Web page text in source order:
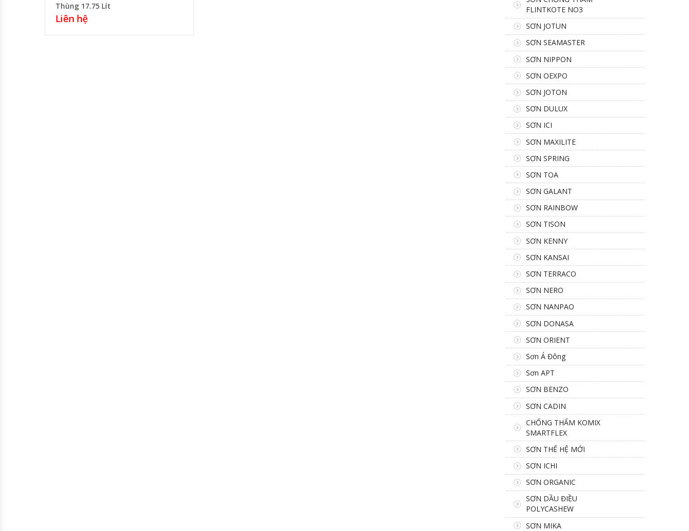
Thùng 17.75 Lít
Liên hệ
FLINTKOTE NO3
SƠN JOTUN
SƠN SEAMASTER
SƠN NIPPON
SƠN OEXPO
SƠN JOTON
SƠN DULUX
SƠN ICI
SƠN MAXILITE
SƠN SPRING
SƠN TOA
SƠN GALANT
SƠN RAINBOW
SƠN TISON
SƠN KENNY
SƠN KANSAI
SƠN TERRACO
SƠN NERO
SƠN NANPAO
SƠN DONASA
SƠN ORIENT
Sơn Á Đông
Sơn APT
SƠN BENZO
SƠN CADIN
CHỐNG THẤM KOMIX
SMARTFLEX
SƠN THẾ HỆ MỚI
SƠN ICHI
SƠN ORGANIC
SƠN DẦU ĐIỀU
POLYCASHEW
SƠN MIKA